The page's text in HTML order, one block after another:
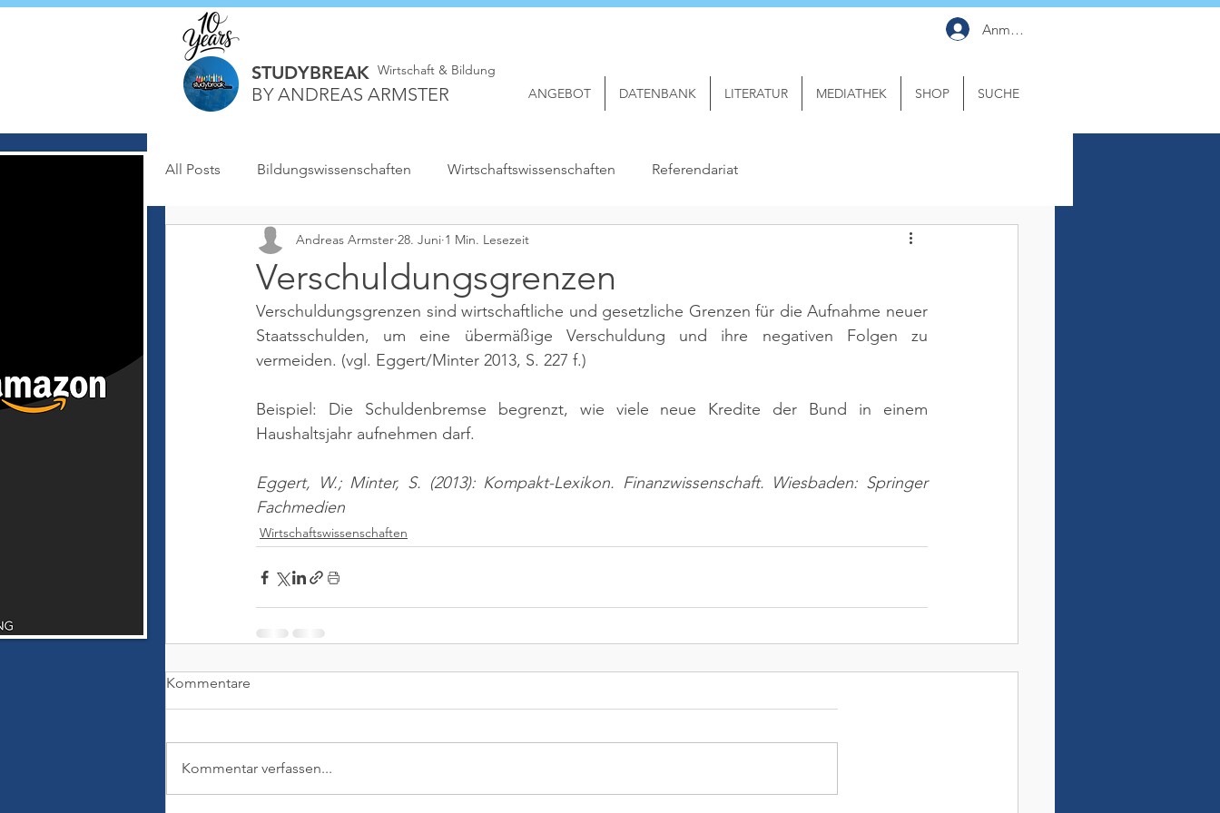
STUDYBREAK
BY ANDREAS ARMSTER
Wirtschaft & Bildung
Anmelden
ANGEBOT DATENBANK LITERATUR MEDIATHEK SHOP SUCHE
All Posts Bildungswissenschaften Wirtschaftswissenschaften Referendariat
Verschuldungsgrenzen
Andreas Armster 28. Juni 1 Min. Lesezeit
Verschuldungsgrenzen sind wirtschaftliche und gesetzliche Grenzen für die Aufnahme neuer
Staatsschulden, um eine übermäßige Verschuldung und ihre negativen Folgen zu
vermeiden. (vgl. Eggert/Minter 2013, S. 227 f.)
Beispiel: Die Schuldenbremse begrenzt, wie viele neue Kredite der Bund in einem
Haushaltsjahr aufnehmen darf.
Eggert, W.; Minter, S. (2013): Kompakt-Lexikon. Finanzwissenschaft. Wiesbaden: Springer
Fachmedien
Wirtschaftswissenschaften
Kommentare
Kommentar verfassen...